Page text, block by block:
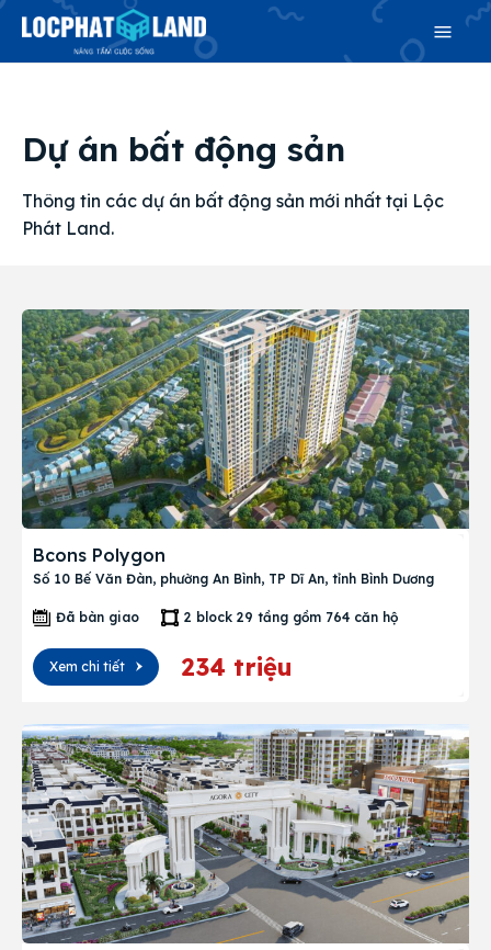
Search
& tìm kiếm nhanh chóng hơn
Trang chủ
Dự án
Mua bán
Thị trường
Search
Dự án bất động sản
Thông tin các dự án bất động sản mới nhất tại Lộc
Phát Land.
Bcons Polygon
Số 10 Bế Văn Đàn, phường An Bình, TP Dĩ An, tỉnh Bình Dương
Đã bàn giao 2 block 29 tầng gồm 764 căn hộ
Xem chi tiết 234 triệu